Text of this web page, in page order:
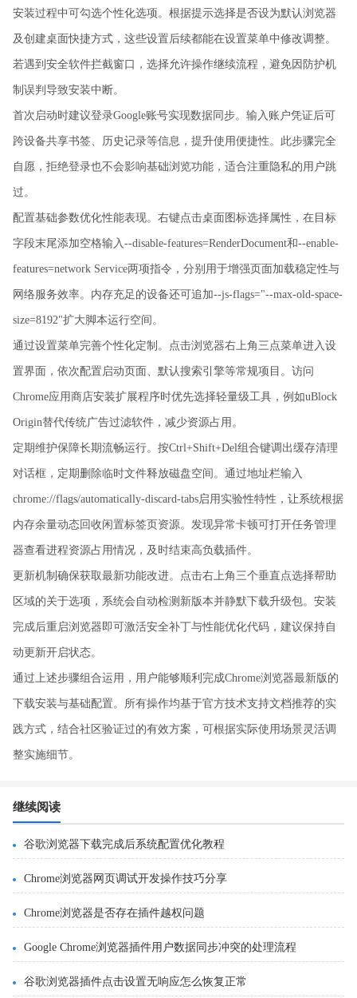
安装过程中可勾选个性化选项。根据提示选择是否设为默认浏览器
及创建桌面快捷方式，这些设置后续都能在设置菜单中修改调整。
若遇到安全软件拦截窗口，选择允许操作继续流程，避免因防护机
制误判导致安装中断。
首次启动时建议登录Google账号实现数据同步。输入账户凭证后可
跨设备共享书签、历史记录等信息，提升使用便捷性。此步骤完全
自愿，拒绝登录也不会影响基础浏览功能，适合注重隐私的用户跳
过。
配置基础参数优化性能表现。右键点击桌面图标选择属性，在目标
字段末尾添加空格输入--disable-features=RenderDocument和--enable-
features=network Service两项指令，分别用于增强页面加载稳定性与
网络服务效率。内存充足的设备还可追加--js-flags="--max-old-space-
size=8192"扩大脚本运行空间。
通过设置菜单完善个性化定制。点击浏览器右上角三点菜单进入设
置界面，依次配置启动页面、默认搜索引擎等常规项目。访问
Chrome应用商店安装扩展程序时优先选择轻量级工具，例如uBlock
Origin替代传统广告过滤软件，减少资源占用。
定期维护保障长期流畅运行。按Ctrl+Shift+Del组合键调出缓存清理
对话框，定期删除临时文件释放磁盘空间。通过地址栏输入
chrome://flags/automatically-discard-tabs启用实验性特性，让系统根据
内存余量动态回收闲置标签页资源。发现异常卡顿可打开任务管理
器查看进程资源占用情况，及时结束高负载插件。
更新机制确保获取最新功能改进。点击右上角三个垂直点选择帮助
区域的关于选项，系统会自动检测新版本并静默下载升级包。安装
完成后重启浏览器即可激活安全补丁与性能优化代码，建议保持自
动更新开启状态。
通过上述步骤组合运用，用户能够顺利完成Chrome浏览器最新版的
下载安装与基础配置。所有操作均基于官方技术支持文档推荐的实
践方式，结合社区验证过的有效方案，可根据实际使用场景灵活调
整实施细节。
继续阅读
谷歌浏览器下载完成后系统配置优化教程
Chrome浏览器网页调试开发操作技巧分享
Chrome浏览器是否存在插件越权问题
Google Chrome浏览器插件用户数据同步冲突的处理流程
谷歌浏览器插件点击设置无响应怎么恢复正常